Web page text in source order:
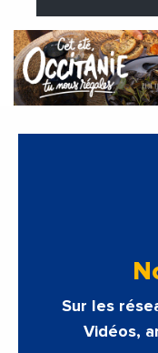
Sur les
Vidéos,